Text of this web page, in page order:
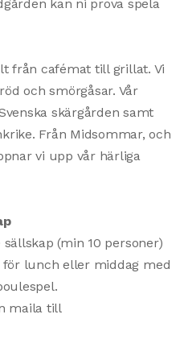
kan ni prova spela
från cafémat till grillat. Vi
och smörgåsar. Vår
skärgården samt
Från Midsommar, och
vi upp vår härliga
(min 10 personer)
för lunch eller middag med
maila till